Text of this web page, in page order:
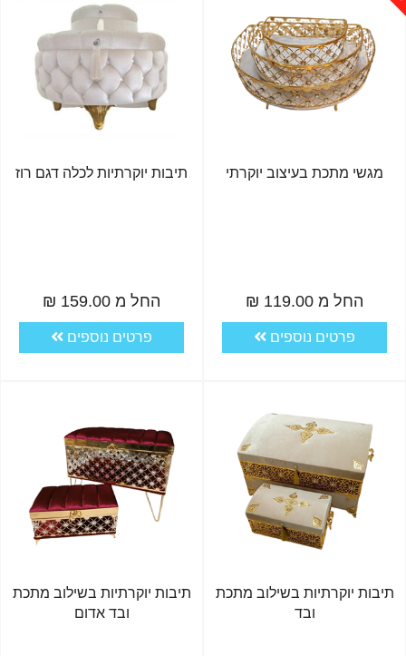
מגשי מתכת בעיצוב יוקרתי
החל מ 119.00 ₪
פרטים נוספים
תיבות יוקרתיות לכלה דגם רוז
החל מ 159.00 ₪
פרטים נוספים
תיבות יוקרתיות בשילוב מתכת
ובד
תיבות יוקרתיות בשילוב מתכת
ובד אדום